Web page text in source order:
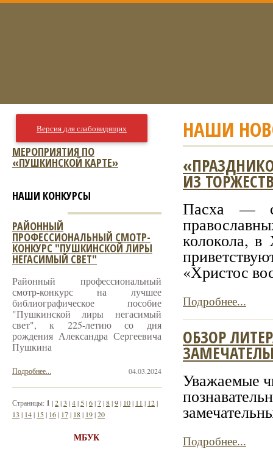
НАШИ
ИЗ
Пасха —
колокола, в
«Христос
Подробнее...
ОБЗОР
Уважаемые
Подробнее...
Версия для слабовидящих
МЕРОПРИЯТИЯ ПО
«ПУШКИНСКОЙ КАРТЕ»
НАШИ КОНКУРСЫ
РАЙОННЫЙ
ПРОФЕССИОНАЛЬНЫЙ СМОТР-
КОНКУРС "ПУШКИНСКОЙ ЛИРЫ
НЕГАСИМЫЙ СВЕТ"
Районный профессиональный
смотр-конкурс на лучшее
библиографическое пособие
"Пушкинской лиры негасимый
свет", к 225-летию со дня
рождения Александра Сергеевича
Пушкина
04.03.2024
Подробнее...
Страницы: 1 |2|3 |4| 5|6|7|8|9| 10| 11 | 12|
13 | 14| 15| 16| 17| 18| 19|20
МБУК